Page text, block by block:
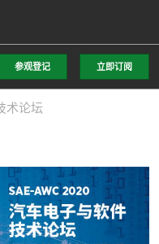
参观登记 立即订阅
术论坛